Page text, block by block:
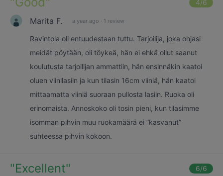
4/6
Marita F. a year ago · 1 review
Ravintola oli entuudestaan tuttu. Tarjoilija, joka ohjasi
meidät pöytään, oli töykeä, hän ei ehkä ollut saanut
koulutusta tarjoilijan ammattiin, hän ensinnäkin kaatoi
oluen viinilasiin ja kun tilasin 16cm viiniä, hän kaatoi
mittaamatta viiniä suoraan pullosta lasiin. Ruoka oli
erinomaista. Annoskoko oli tosin pieni, kun tilasimme
isomman pihvin muu ruokamäärä ei ”kasvanut”
suhteessa pihvin kokoon.
"Excellent" 6/6